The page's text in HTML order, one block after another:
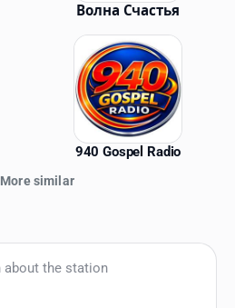
Волна Счастья
940 Gospel Radio
More similar